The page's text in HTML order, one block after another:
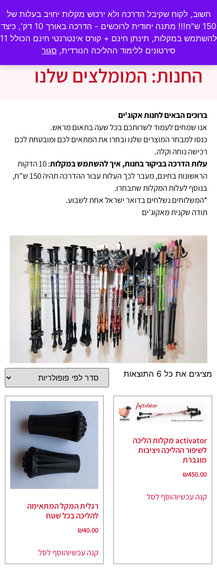
חשוב, לקוח שקיבל הדרכה ולא ירכוש מקלות יחויב בעלות של
150 ש"ח!!! מתנה יחודית לרוכשים - הדרכה באורך 10 דק', כיצד
להשתמש במקלות, תינתן חינם + קורס אינטרנטי חינם הכולל 11
סירטונים ללימוד ההליכה הנורדית, סגור
054-4789922
ecogym10@gmail.com
₪ 0.00
החנות: המומלצים שלנו
ברוכים הבאים לחנות אקוג'ים
אנו שמחים לעמוד לשרותכם בכל שעה בתאום מראש.
כנסו למבחר המוצרים שלנו ובחרו את המתאים לכם ומובטחת לכם
רכישה נוחה וקלה.
עלות הדרכה בביקור בחנות, איך להשתמש במקלות
: 10 הדקות
הראשונות בחינם, מעבר לכך העלות עבור ההדרכה תהיה 150 ש"ח,
בנוסף לעלות המקלות שתבחרו.
*המשלוחים נשלחים בדואר ישראל אחת לשבוע.
תודה שקנית מאקוג'ים
מציגים את כל ⁦6⁩ התוצאות
activator מקלות הליכה
לשיפור ההליכה ויציבות
מוגברת
₪450.00
קנה עכשיוהוסף לסל
רגלית המקל המתאימה
להליכה בכל שטח
₪40.00
קנה עכשיוהוסף לסל